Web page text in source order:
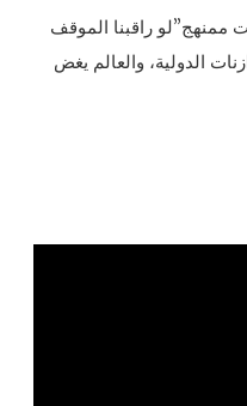
ممنهج”لو راقبنا الموقف
الدولية، والعالم يغض